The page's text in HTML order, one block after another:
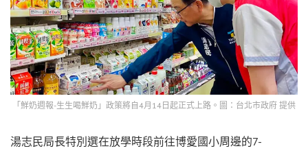
「鮮奶週報-生生喝鮮奶」政策將自4月14日起正式上路。圖：台北市政府 提供
湯志民局長特別選在放學時段前往博愛國小周邊的7-